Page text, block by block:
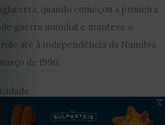
quando começou a primeira
guerra mundial e manteve o
até à independência da Namíbia
de 1990.